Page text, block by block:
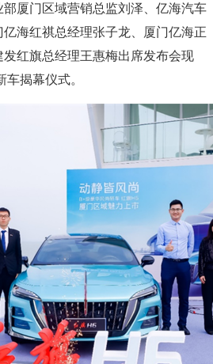
厦门区域营销总监刘泽、亿海汽车
海红祺总经理张子龙、厦门亿海正
红旗总经理王惠梅出席发布会现
揭幕仪式。